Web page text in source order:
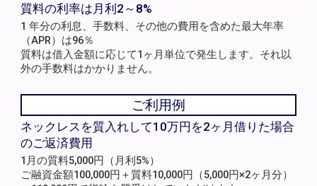
質料の利率は月利2～8%
1 年分の利息、手数料、その他の費用を含めた最大年率
（APR）は96％
質料は借入金額に応じて1ヶ月単位で発生します。それ以
外の手数料はかかりません。
ご利用例
ネックレスを質入れして10万円を2ヶ月借りた場合
のご返済費用
1月の質料5,000円（月利5%）
ご融資金額100,000円＋質料10,000円（5,000円×2ヶ月分）